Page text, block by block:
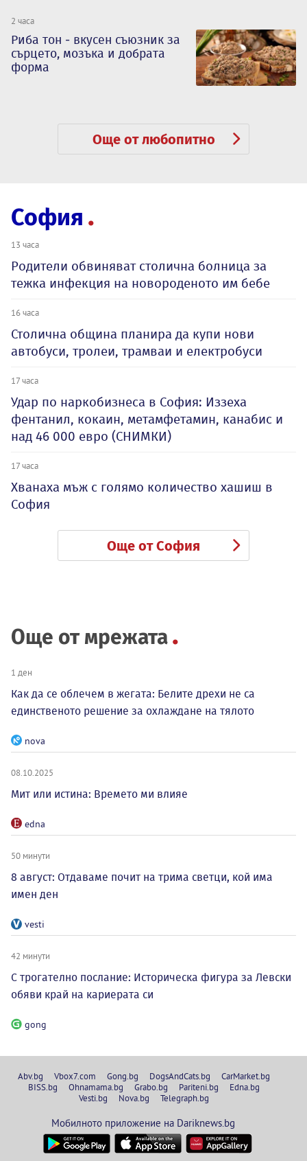
2 часа
Риба тон - вкусен съюзник за
сърцето, мозъка и добрата
форма
Още от любопитно
София
13 часа
Родители обвиняват столична болница за
тежка инфекция на новороденото им бебе
16 часа
Столична община планира да купи нови
автобуси, тролеи, трамваи и електробуси
17 часа
Удар по наркобизнеса в София: Иззеха
фентанил, кокаин, метамфетамин, канабис и
над 46 000 евро (СНИМКИ)
17 часа
Хванаха мъж с голямо количество хашиш в
София
Още от София
Още от мрежата
1 ден
Как да се облечем в жегата: Белите дрехи не са
единственото решение за охлаждане на тялото
nova
08.10.2025
Мит или истина: Времето ми влияе
edna
50 минути
8 август: Отдаваме почит на трима светци, кой има
имен ден
vesti
42 минути
С трогателно послание: Историческа фигура за Левски
обяви край на кариерата си
gong
Abv.bg Vbox7.com Gong.bg DogsAndCats.bg
CarMarket.bg
BISS.bg
Ohnamama.bg Grabo.bg Pariteni.bg
Edna.bg
Vesti.bg
Nova.bg Telegraph.bg
Мобилното приложение на Dariknews.bg